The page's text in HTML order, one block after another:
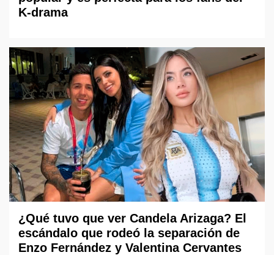
K-drama
¿Qué tuvo que ver Candela Arizaga? El
escándalo que rodeó la separación de
Enzo Fernández y Valentina Cervantes